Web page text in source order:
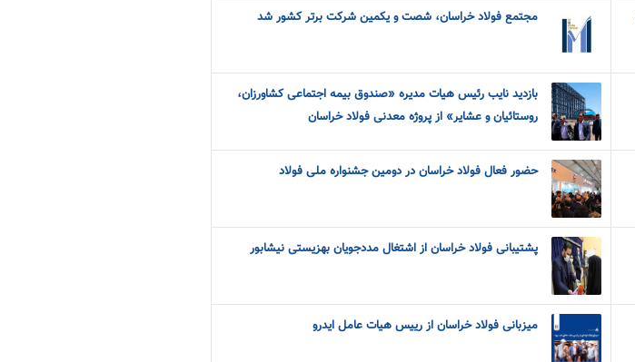
مجتمع فولاد خراسان، شصت و یکمین شرکت برتر کشور شد
بازدید نایب رئیس هیات مدیره «صندوق بیمه اجتماعی کشاورزان،
روستائیان و عشایر» از پروژه معدنی فولاد خراسان
حضور فعال فولاد خراسان در دومین جشنواره ملی فولاد
پشتیبانی فولاد خراسان از اشتغال مددجویان بهزیستی نیشابور
میزبانی فولاد خراسان از رییس هیات عامل ایدرو